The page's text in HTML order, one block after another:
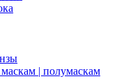
| полумаскам